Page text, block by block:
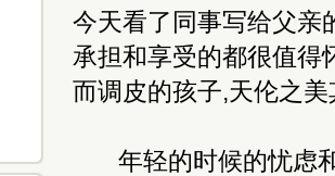
今天看了同事写给父亲
承担和享受的都很值得
而调皮的孩子,天伦之
年轻的时候的忧虑和